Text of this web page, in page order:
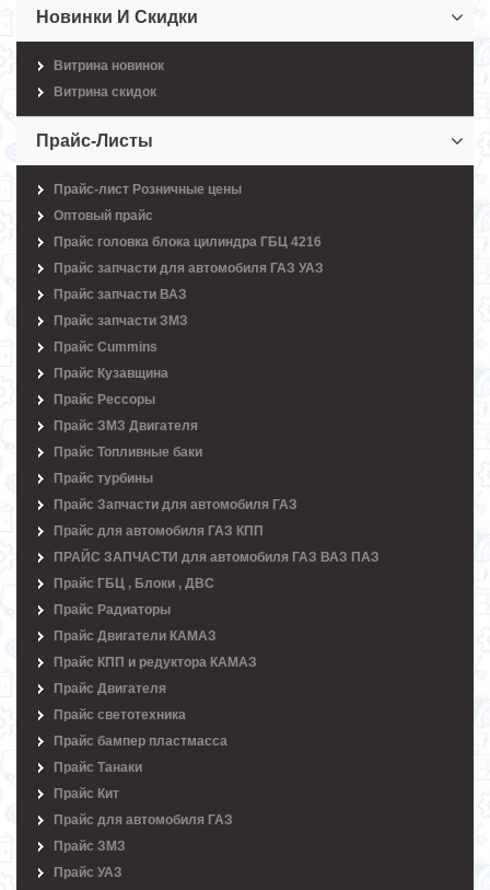
Новинки И Скидки
Витрина новинок
Витрина скидок
Прайс-Листы
Прайс-лист Розничные цены
Оптовый прайс
Прайс головка блока цилиндра ГБЦ 4216
Прайс запчасти для автомобиля ГАЗ УАЗ
Прайс запчасти ВАЗ
Прайс запчасти ЗМЗ
Прайс Cummins
Прайс Кузавщина
Прайс Рессоры
Прайс ЗМЗ Двигателя
Прайс Топливные баки
Прайс турбины
Прайс Запчасти для автомобиля ГАЗ
Прайс для автомобиля ГАЗ КПП
ПРАЙС ЗАПЧАСТИ для автомобиля ГАЗ ВАЗ ПАЗ
Прайс ГБЦ , Блоки , ДВС
Прайс Радиаторы
Прайс Двигатели КАМАЗ
Прайс КПП и редуктора КАМАЗ
Прайс Двигателя
Прайс светотехника
Прайс бампер пластмасса
Прайс Танаки
Прайс Кит
Прайс для автомобиля ГАЗ
Прайс ЗМЗ
Прайс УАЗ